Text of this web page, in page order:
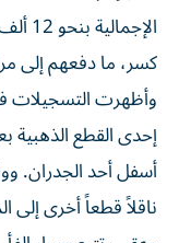
كسر، ما دفعهم إلى
وأظهرت التسجيلات
إحدى القطع الذهبية
أسفل أحد الجدران.
ناقلاً قطعاً أخرى إلى